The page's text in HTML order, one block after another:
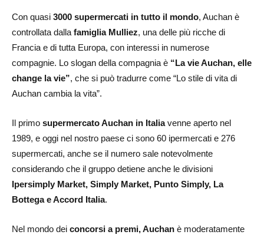
Con quasi 3000 supermercati in tutto il mondo, Auchan è
controllata dalla famiglia Mulliez, una delle più ricche di
Francia e di tutta Europa, con interessi in numerose
compagnie. Lo slogan della compagnia è “La vie Auchan, elle
change la vie”, che si può tradurre come “Lo stile di vita di
Auchan cambia la vita”.
Il primo supermercato Auchan in Italiavenne aperto nel
1989, e oggi nel nostro paese ci sono 60 ipermercati e 276
supermercati, anche se il numero sale notevolmente
considerando che il gruppo detiene anche le divisioni
Ipersimply Market, Simply Market, Punto Simply, La
Bottega e Accord Italia.
Nel mondo dei concorsi a premi, Auchan è moderatamente